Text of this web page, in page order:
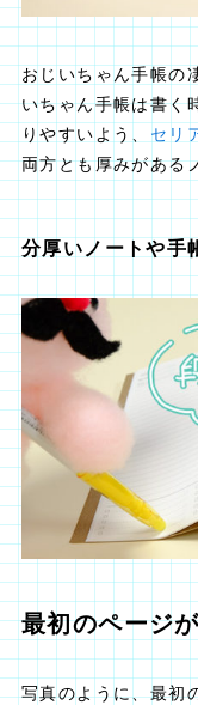
おじいちゃん手帳
いちゃん手帳は書く
りやすいよう、 セリ
両方とも厚みがある
分厚いノートや手
最初のページ
写真のように、最初